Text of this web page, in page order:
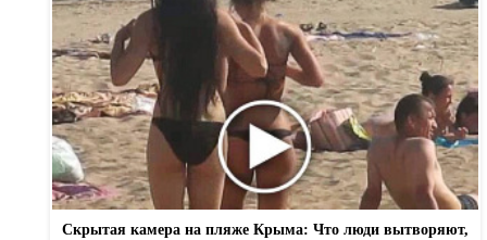
Скрытая камера на пляже Крыма: Что люди вытворяют,